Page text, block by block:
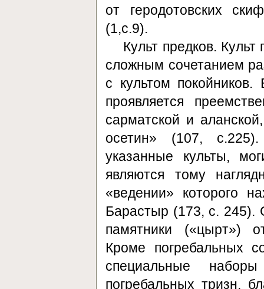
от геродотовских
(1,с.9).
Культ предков.
сложным сочетанием
с культом
проявляется
сарматской и
осетин» (107,
указанные культы,
являются тому
«ведении» которого
Барастыр (173, с. 245).
памятники («цырт»)
Кроме погребальных
специальные наборы
погребальных тризн,